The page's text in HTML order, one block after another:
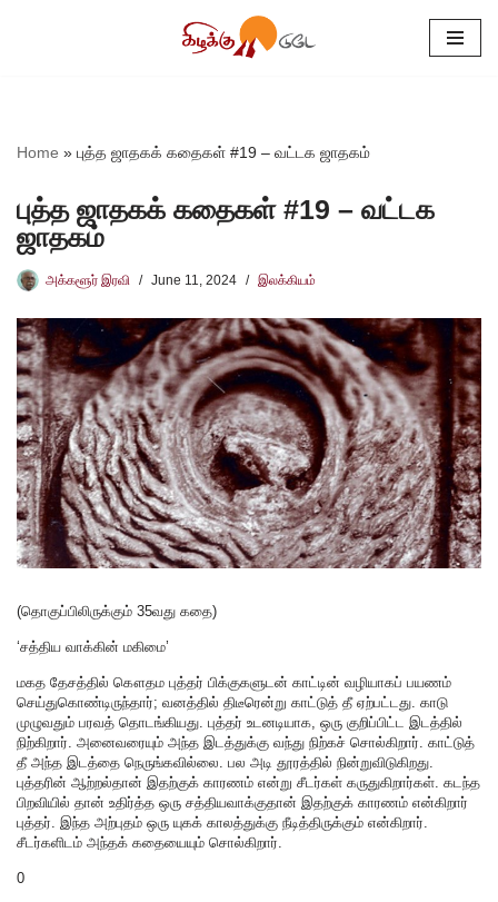
Home » புத்த ஜாதகக் கதைகள் #19 – வட்டக ஜாதகம்
புத்த ஜாதகக் கதைகள் #19 – வட்டக
ஜாதகம்
அக்களூர் இரவி June 11, 2024 இலக்கியம்
(தொகுப்பிலிருக்கும் 35வது கதை)
‘சத்திய வாக்கின் மகிமை’
மகத தேசத்தில் கௌதம புத்தர் பிக்குகளுடன் காட்டின் வழியாகப் பயணம்
செய்துகொண்டிருந்தார்; வனத்தில் திடீரென்று காட்டுத் தீ ஏற்பட்டது. காடு
முழுவதும் பரவத் தொடங்கியது. புத்தர் உடனடியாக, ஒரு குறிப்பிட்ட இடத்தில்
நிற்கிறார். அனைவரையும் அந்த இடத்துக்கு வந்து நிற்கச் சொல்கிறார். காட்டுத்
தீ அந்த இடத்தை நெருங்கவில்லை. பல அடி தூரத்தில் நின்றுவிடுகிறது.
புத்தரின் ஆற்றல்தான் இதற்குக் காரணம் என்று சீடர்கள் கருதுகிறார்கள். கடந்த
பிறவியில் தான் உதிர்த்த ஒரு சத்தியவாக்குதான் இதற்குக் காரணம் என்கிறார்
புத்தர். இந்த அற்புதம் ஒரு யுகக் காலத்துக்கு நீடித்திருக்கும் என்கிறார்.
சீடர்களிடம் அந்தக் கதையையும் சொல்கிறார்.
0